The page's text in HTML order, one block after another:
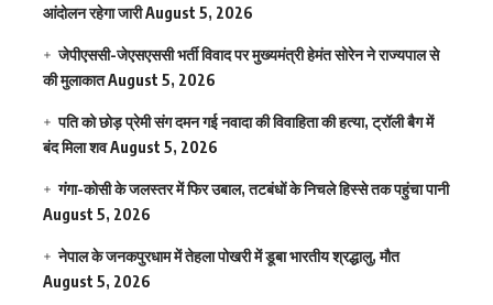
आंदोलन रहेगा जारीAugust 5, 2026
जेपीएससी-जेएसएससी भर्ती विवाद पर मुख्यमंत्री हेमंत सोरेन ने राज्यपाल से
की मुलाकातAugust 5, 2026
पति को छोड़ प्रेमी संग दमन गई नवादा की विवाहिता की हत्या, ट्रॉली बैग में
बंद मिला शवAugust 5, 2026
गंगा-कोसी के जलस्तर में फिर उबाल, तटबंधों के निचले हिस्से तक पहुंचा पानी
August 5, 2026
नेपाल के जनकपुरधाम में तेहला पोखरी में डूबा भारतीय श्रद्धालु, मौत
August 5, 2026